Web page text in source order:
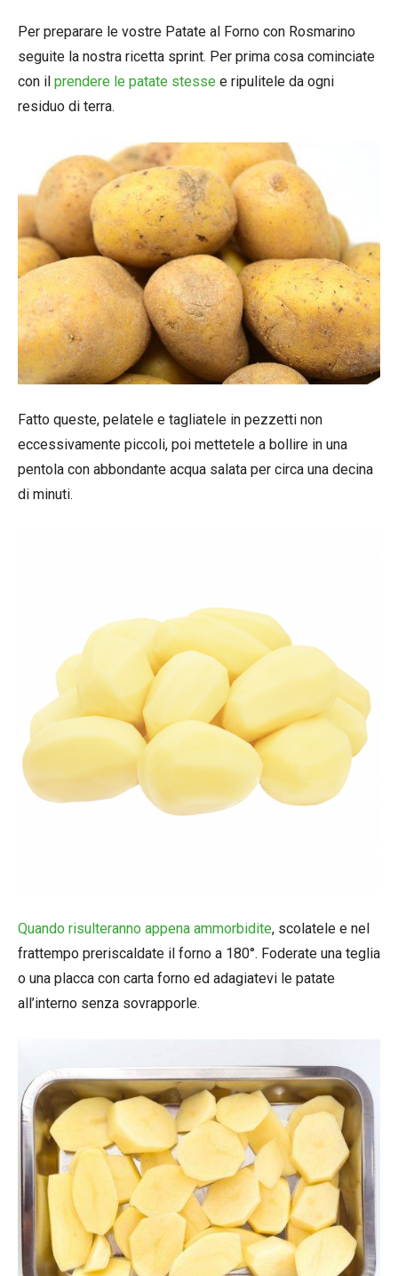
Per preparare le vostre Patate al Forno con Rosmarino
seguite la nostra ricetta sprint. Per prima cosa cominciate
con il prendere le patate stesse e ripulitele da ogni
residuo di terra.
Fatto queste, pelatele e tagliatele in pezzetti non
eccessivamente piccoli, poi mettetele a bollire in una
pentola con abbondante acqua salata per circa una decina
di minuti.
Quando risulteranno appena ammorbidite, scolatele e nel
frattempo preriscaldate il forno a 180°. Foderate una teglia
o una placca con carta forno ed adagiatevi le patate
all’interno senza sovrapporle.